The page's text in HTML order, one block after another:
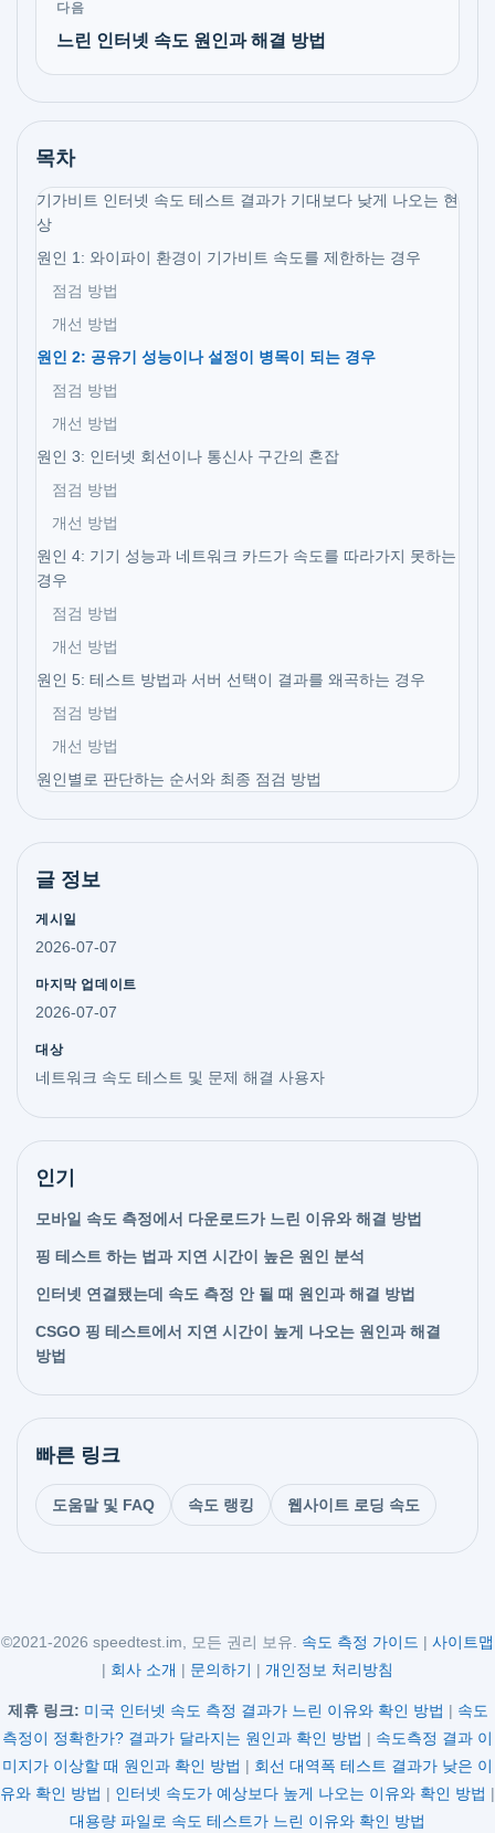
다음
느린 인터넷 속도 원인과 해결 방법
목차
기가비트 인터넷 속도 테스트 결과가 기대보다 낮게 나오는 현
상
원인 1: 와이파이 환경이 기가비트 속도를 제한하는 경우
점검 방법
개선 방법
원인 2: 공유기 성능이나 설정이 병목이 되는 경우
점검 방법
개선 방법
원인 3: 인터넷 회선이나 통신사 구간의 혼잡
점검 방법
개선 방법
원인 4: 기기 성능과 네트워크 카드가 속도를 따라가지 못하는
경우
점검 방법
개선 방법
원인 5: 테스트 방법과 서버 선택이 결과를 왜곡하는 경우
점검 방법
개선 방법
원인별로 판단하는 순서와 최종 점검 방법
글 정보
게시일
2026-07-07
마지막 업데이트
2026-07-07
대상
네트워크 속도 테스트 및 문제 해결 사용자
인기
모바일 속도 측정에서 다운로드가 느린 이유와 해결 방법
핑 테스트 하는 법과 지연 시간이 높은 원인 분석
인터넷 연결됐는데 속도 측정 안 될 때 원인과 해결 방법
CSGO 핑 테스트에서 지연 시간이 높게 나오는 원인과 해결
방법
빠른 링크
도움말 및 FAQ 속도 랭킹 웹사이트 로딩 속도
©2021-2026 speedtest.im, 모든 권리 보유. 속도 측정 가이드 | 사이트맵
| 회사 소개 | 문의하기 | 개인정보 처리방침
제휴 링크: 미국 인터넷 속도 측정 결과가 느린 이유와 확인 방법 | 속도
측정이 정확한가? 결과가 달라지는 원인과 확인 방법 | 속도측정 결과 이
미지가 이상할 때 원인과 확인 방법 | 회선 대역폭 테스트 결과가 낮은 이
유와 확인 방법 | 인터넷 속도가 예상보다 높게 나오는 이유와 확인 방법 |
대용량 파일로 속도 테스트가 느린 이유와 확인 방법